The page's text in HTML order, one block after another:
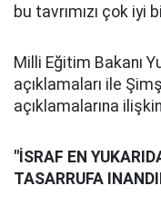
bu tavrımızı çok iyi
Milli Eğitim Bakanı
açıklamaları ile
açıklamalarına
"İSRAF EN
TASARRUFA